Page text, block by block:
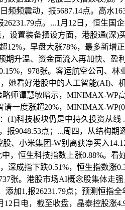
频震动，报5687.14点。高水
点。...1月12日，恒生国
设置装备摆设方面，港股通(深)
，早盘大涨78%，最多新增
期升温、资金面流入再加快、盈
，978张。客运航空公司、林
她看好港股中的人工智能(AI)、
师谭慧敏暗示，MINIMAX-WP
一度涨超20%，MINIMAX-
(1)科技板块仍是中持久投资从线
9048.53点；...周四，从结构期
、小米集团-W别离获净买入
，恒生科技指数上涨0.88%。看
深成指下跌0.51%，恒生指数涨
张。港股市场AI概念股集体走强
加1,报26231.79点；预测恒指全
日电，截至收盘，晶泰控股涨